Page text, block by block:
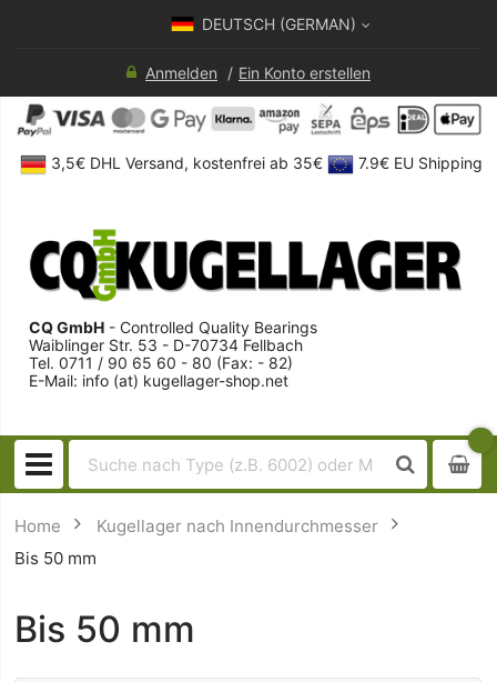
DEUTSCH (GERMAN)
Anmelden Ein Konto erstellen
3,5€ DHL Versand, kostenfrei ab 35€ 7.9€ EU Shipping
CQ GmbH - Controlled Quality Bearings
Waiblinger Str. 53 - D-70734 Fellbach
Tel. 0711 / 90 65 60 - 80 (Fax: - 82)
E-Mail: info (at) kugellager-shop.net
Home
Kugellager nach Innendurchmesser
Bis 50 mm
Bis 50 mm